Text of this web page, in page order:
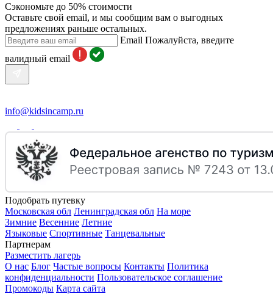
Сэкономьте до 50% стоимости
Оставьте свой email, и мы сообщим вам о выгодных
предложениях раньше остальных.
Email Пожалуйста, введите
валидный email
info@kidsincamp.ru
Подобрать путевку
Московская обл Ленинградская обл На море
Зимние Весенние Летние
Языковые Спортивные Танцевальные
Партнерам
Разместить лагерь
О нас Блог Частые вопросы Контакты Политика
конфиденциальности Пользовательское соглашение
Промокоды Карта сайта